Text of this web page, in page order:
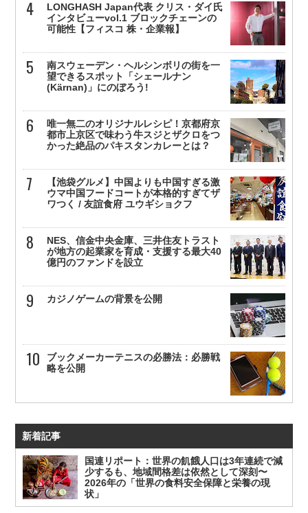
LONGHASH Japan代表 クリス・ダイ氏
インタビューvol.1 ブロックチェーンの
可能性【フィスコ 株・企業報】
南スウェーデン・ヘルシンボリの街を一
望できるスポット「シェールナン
(Kärnan)」にのぼろう!
唯一無二のオリジナルレシピ！京都府京
都市上京区で味わう牛スジとザクロをつ
かった絶品のパキスタンカレーとは？
【池袋グルメ】中国よりも中国すぎる激
ウマ中国フードコートが本格的すぎてザ
ワつく / 友誼食府 ユウギショクフ
NES、信金中央金庫、三井住友トラスト
が地方の起業家を育成・支援する最大40
億円のファンドを設立
カジノゲームの背景を公開
ブックメーカーテニスの必勝法：必勝戦
略を公開
新着記事
国連リポート：世界の飢餓人口は3年連続で減
少するも、地域間格差は依然として深刻〜
2026年の「世界の食料安全保障と栄養の現
状」